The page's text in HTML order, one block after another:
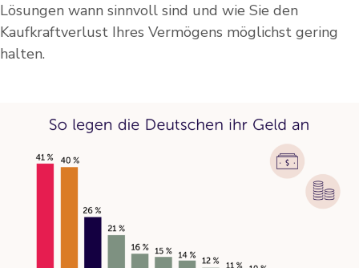
Lösungen wann sinnvoll sind und wie Sie den
Kaufkraftverlust Ihres Vermögens möglichst gering
halten.